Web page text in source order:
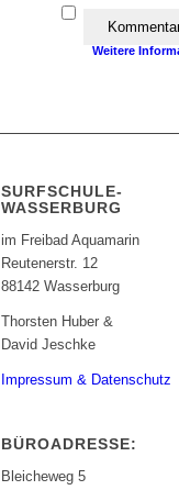
Ich
das Programm
Weitere
SURFSCHULE-
WASSERBURG
im Freibad Aquamarin
Reutenerstr. 12
88142 Wasserburg
Thorsten Huber &
David Jeschke
Impressum & Datenschutz
BÜROADRESSE:
Bleicheweg 5